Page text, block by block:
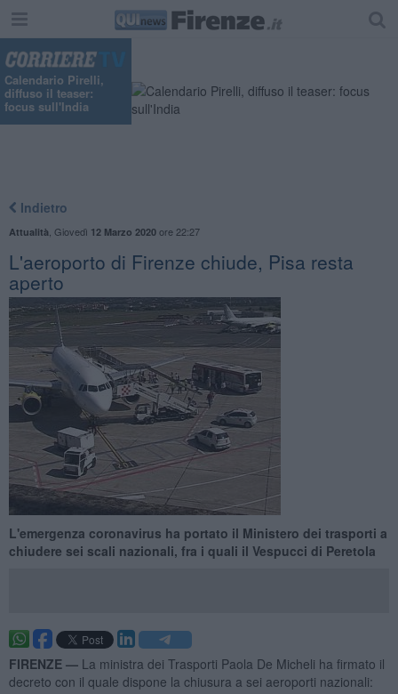
Calendario Pirelli,
diffuso il teaser:
focus sull'India
Indietro
Attualità Giovedì 12 Marzo 2020ore 22:27
L'aeroporto di Firenze chiude, Pisa resta
aperto
L'emergenza coronavirus ha portato il Ministero dei trasporti a
chiudere sei scali nazionali, fra i quali il Vespucci di Peretola
FIRENZE — La ministra dei Trasporti Paola De Micheli ha firmato il
decreto con il quale dispone la chiusura a sei aeroporti nazionali: